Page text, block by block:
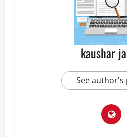
kaushar
See author's